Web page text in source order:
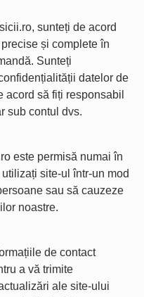
sunteți de acord
și complete în
Sunteți
datelor de
acord să fiți responsabil
sub contul dvs.
este permisă numai în
site-ul într-un mod
sau să cauzeze
noastre.
de contact
a vă trimite
ale site-ului